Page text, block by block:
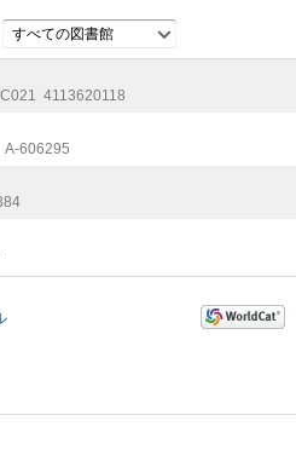
すべての図書館
4113620118
A-606295